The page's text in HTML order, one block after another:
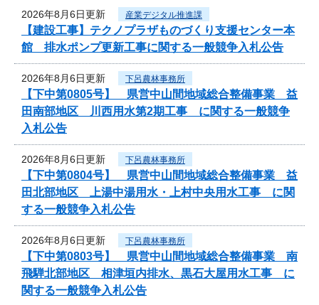
2026年8月6日更新 産業デジタル推進課
【建設工事】テクノプラザものづくり支援センター本
館 排水ポンプ更新工事に関する一般競争入札公告
2026年8月6日更新 下呂農林事務所
【下中第0805号】 県営中山間地域総合整備事業 益
田南部地区 川西用水第2期工事 に関する一般競争
入札公告
2026年8月6日更新 下呂農林事務所
【下中第0804号】 県営中山間地域総合整備事業 益
田北部地区 上湯中湯用水・上村中央用水工事 に関
する一般競争入札公告
2026年8月6日更新 下呂農林事務所
【下中第0803号】 県営中山間地域総合整備事業 南
飛騨北部地区 相津垣内排水、黒石大屋用水工事 に
関する一般競争入札公告